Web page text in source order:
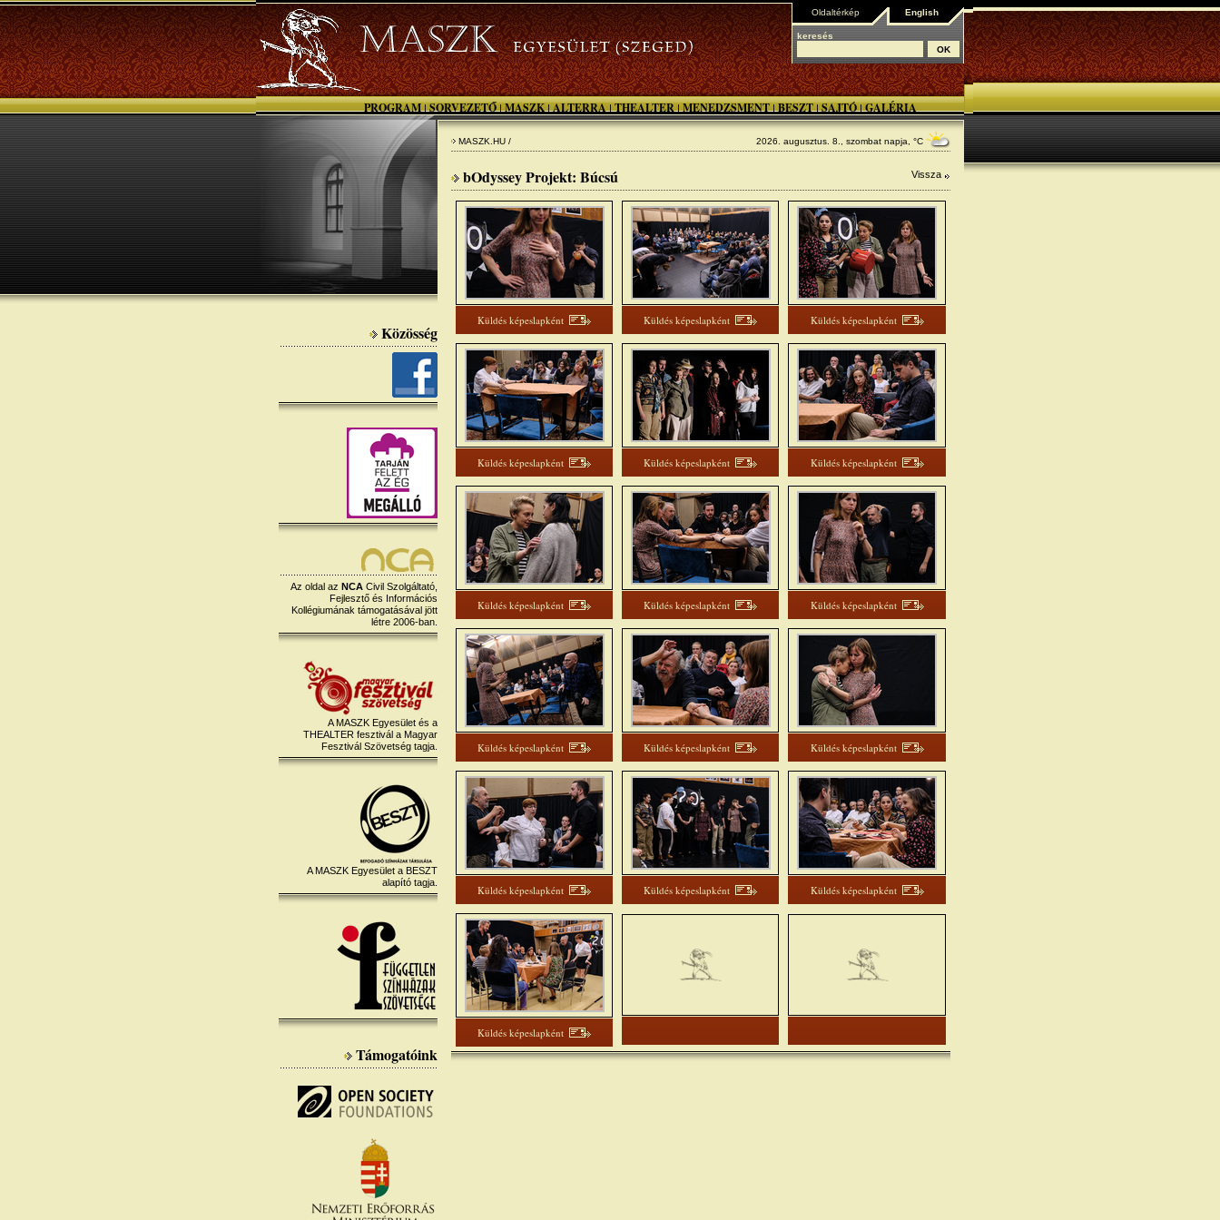
Oldaltérkép English
keresés
PROGRAM | SORVEZETŐ | MASZK | ALTERRA | THEALTER | MENEDZSMENT | BESZT | SAJTÓ | GALÉRIA
Közösség
Az oldal az NCA Civil Szolgáltató,
Fejlesztő és Információs
Kollégiumának támogatásával jött
létre 2006-ban.
A MASZK Egyesület és a
THEALTER fesztivál a Magyar
Fesztivál Szövetség tagja.
A MASZK Egyesület a BESZT
alapító tagja.
Támogatóink
MASZK.HU / 2026. augusztus. 8., szombat napja, °C
Vissza
bOdyssey Projekt: Búcsú
Küldés képeslapként Küldés képeslapként Küldés képeslapként
Küldés képeslapként Küldés képeslapként Küldés képeslapként
Küldés képeslapként Küldés képeslapként Küldés képeslapként
Küldés képeslapként Küldés képeslapként Küldés képeslapként
Küldés képeslapként Küldés képeslapként Küldés képeslapként
Küldés képeslapként